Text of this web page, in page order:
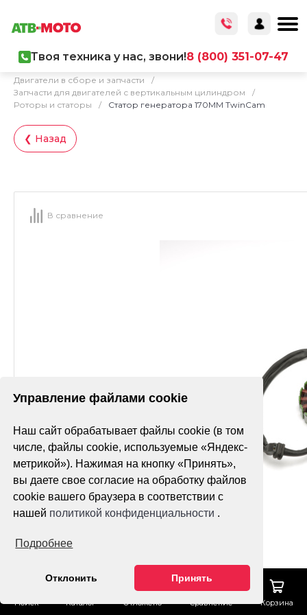
Управление файлами cookie
Наш сайт обрабатывает файлы cookie (в том
числе, файлы cookie, используемые «Яндекс-
метрикой»). Нажимая на кнопку «Принять»,
вы даете свое согласие на обработку файлов
cookie вашего браузера в соответствии с
нашей политикой конфиденциальности .
Подробнее
Отклонить Принять
Поиск Каталог Отложено Сравнение Корзина
Твоя техника у нас, звони!8 (800) 351-07-47
Двигатели в сборе и запчасти
/
Запчасти для двигателей с вертикальным цилиндром
/
Роторы и статоры
/ Статор генератора 170MM TwinCam
❮ Назад
В сравнение